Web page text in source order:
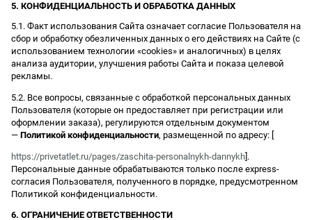
5. КОНФИДЕНЦИАЛЬНОСТЬ И ОБРАБОТКА ДАННЫХ
5.1. Факт использования Сайта означает согласие Пользователя на
сбор и обработку обезличенных данных о его действиях на Сайте (с
использованием технологии «cookies» и аналогичных) в целях
анализа аудитории, улучшения работы Сайта и показа целевой
рекламы.
5.2. Все вопросы, связанные с обработкой персональных данных
Пользователя (которые он предоставляет при регистрации или
оформлении заказа), регулируются отдельным документом
— Политикой конфиденциальности, размещенной по адресу: [
https://privetatlet.ru/pages/zaschita-personalnykh-dannykh ].
Персональные данные обрабатываются только после express-
согласия Пользователя, полученного в порядке, предусмотренном
Политикой конфиденциальности.
6. ОГРАНИЧЕНИЕ ОТВЕТСТВЕННОСТИ